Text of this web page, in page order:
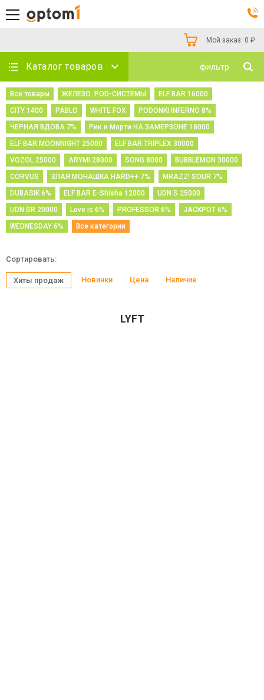
Мой заказ: 0 ₽
Каталог товаров фильтр
Все товары ЖЕЛЕЗО. POD-СИСТЕМЫ
ELF BAR 16000
CITY 1400
PABLO WHITE FOX
PODONKI INFERNO 8%
ЧЕРНАЯ ВДОВА 7%
Рик и Морти НА ЗАМЕРЗОНЕ 18000
ELF BAR MOONNIGHT 25000
ELF BAR TRIPLEX 30000
VOZOL 25000
ARYMI 28000 SONG 8000
BUBBLEMON 30000
CORVUS
ЗЛАЯ МОНАШКА HARD++ 7%
MRAZZ! SOUR 7%
DUBASIK 6%
ELF BAR E-Shisha 12000
UDN S 25000
UDN SR 20000
Love is 6% PROFESSOR 6%
JACKPOT 6%
WEDNESDAY 6%
Все категории
Сортировать:
Хиты продаж Новинки Цена Наличие
LYFT